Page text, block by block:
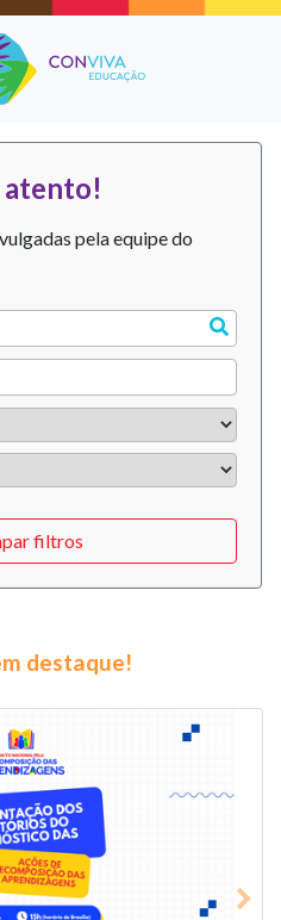
atento!
pela equipe do
filtros
destaque!